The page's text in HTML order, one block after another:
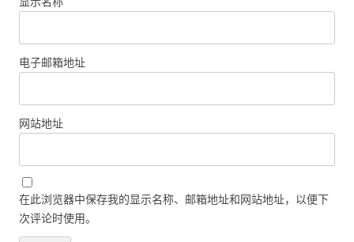
电子邮箱地址
网站地址
在此浏览器中保存我的显示名称、邮箱地址和网站地址，以便下
次评论时使用。